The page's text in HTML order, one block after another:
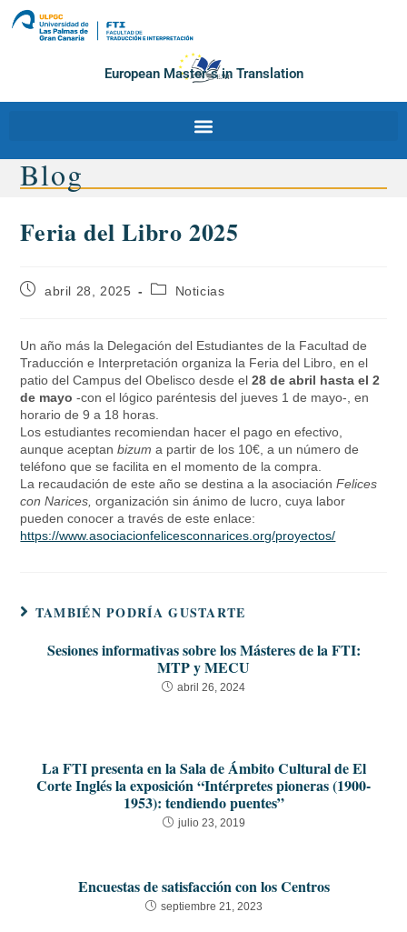
European Master´s in Translation
Blog
Feria del Libro 2025
abril 28, 2025 Noticias
Un año más la Delegación del Estudiantes de la Facultad de
Traducción e Interpretación organiza la Feria del Libro, en el
patiodel Campusdel Obelisco desde el28 de abril hasta el 2
de mayo -con el lógico paréntesisdel jueves 1 de mayo-, en
horario de 9 a 18 horas.
Los estudiantes recomiendan hacer el pago en efectivo,
aunque aceptanbizum a partir de los 10€, a un número de
teléfono que se facilita en el momento de la compra.
La recaudación de este año se destina a la asociaciónFelices
con Narices,organización sin ánimo de lucro, cuya labor
pueden conocer a través de este enlace:
https://www.asociacionfelicesconnarices.org/proyectos/
TAMBIÉN PODRÍA GUSTARTE
Sesiones informativas sobre los Másteres de la FTI:
MTP y MECU
abril 26, 2024
La FTI presenta en la Sala de Ámbito Cultural de El
Corte Inglés la exposición “Intérpretes pioneras (1900-
1953): tendiendo puentes”
julio 23, 2019
Encuestas de satisfacción con los Centros
septiembre 21, 2023